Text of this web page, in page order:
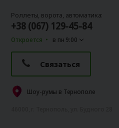
Роллеты, ворота, автоматика:
+38 (067) 129-45-84
Откроется в пн 9:00
Связаться
Шоу-румы в Тернополе